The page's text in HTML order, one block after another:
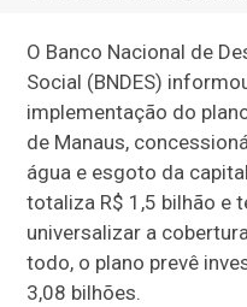
O Banco Nacional de
Social (BNDES)
implementação do
de Manaus,
água e esgoto da
totaliza R$ 1,5 bilhão e
universalizar a
todo, o plano prevê
3,08 bilhões.